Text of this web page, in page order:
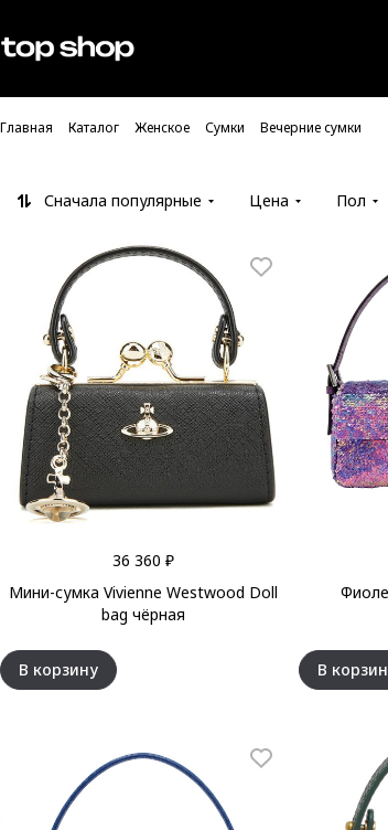
Проверка хлебных крошек
Главная Каталог Женское Сумки Вечерние сумки
Сначала популярные Цена Пол
36 360 ₽
Мини-сумка Vivienne Westwood Doll
bag чёрная
В корзину В